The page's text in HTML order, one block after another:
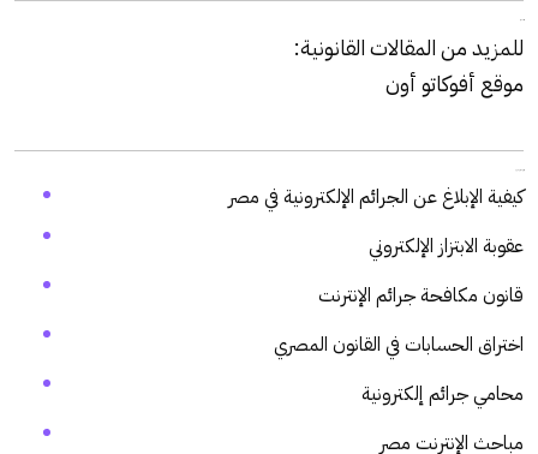
للمزيد من المقالات القانونية:
موقع أفوكاتو أون
كيفية الإبلاغ عن الجرائم الإلكترونية في مصر
عقوبة الابتزاز الإلكتروني
قانون مكافحة جرائم الإنترنت
اختراق الحسابات في القانون المصري
محامي جرائم إلكترونية
مباحث الإنترنت مصر